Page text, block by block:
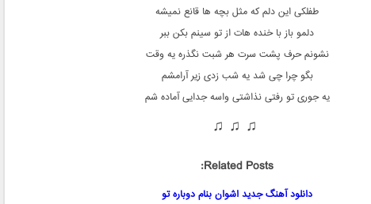
طفلکی این دلم که مثل بچه ها قانع نمیشه
دلمو باز با خنده هات از تو سینم بکن ببر
نشونم حرف پشت سرت هر شبت نگذره یه وقت
بگو چرا چی شد یه شب زدی زیر آرامشم
یه جوری تو رفتی نذاشتی واسه جدایی آماده شم
♫ ♫ ♫
Related Posts:
دانلود آهنگ جدید اشوان بنام دوباره تو